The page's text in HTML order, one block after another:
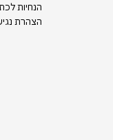
הנחיות
הצהרת